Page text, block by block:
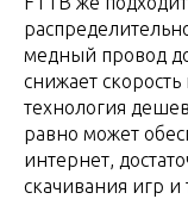
медный провод
снижает
технология
равно может
интернет,
скачивания игр и